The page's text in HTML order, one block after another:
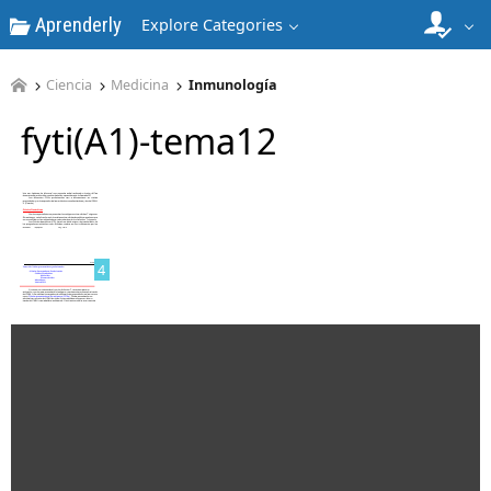
Aprenderly Explore Categories
Ciencia Medicina Inmunología
fyti(A1)-tema12
3
4